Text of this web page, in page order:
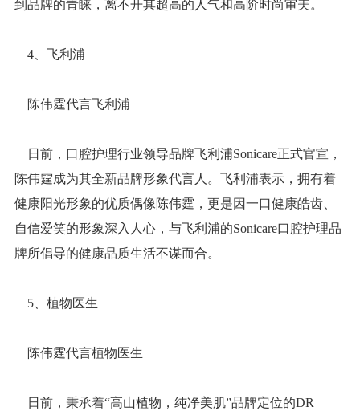
到品牌的青睐，离不开其超高的人气和高阶时尚审美。
4、飞利浦
陈伟霆代言飞利浦
日前，口腔护理行业领导品牌飞利浦Sonicare正式官宣，
陈伟霆成为其全新品牌形象代言人。飞利浦表示，拥有着
健康阳光形象的优质偶像陈伟霆，更是因一口健康皓齿、
自信爱笑的形象深入人心，与飞利浦的Sonicare口腔护理品
牌所倡导的健康品质生活不谋而合。
5、植物医生
陈伟霆代言植物医生
日前，秉承着“高山植物，纯净美肌”品牌定位的DR